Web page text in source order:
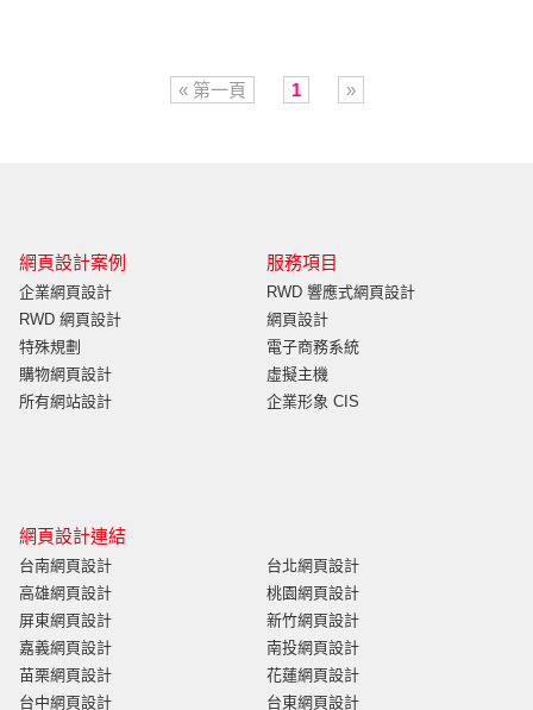
« 第一頁 1 »
網頁設計案例
企業網頁設計
RWD 網頁設計
特殊規劃
購物網頁設計
所有網站設計
服務項目
RWD 響應式網頁設計
網頁設計
電子商務系統
虛擬主機
企業形象 CIS
網頁設計連結
台南網頁設計
高雄網頁設計
屏東網頁設計
嘉義網頁設計
苗栗網頁設計
台中網頁設計
台北網頁設計
桃園網頁設計
新竹網頁設計
南投網頁設計
花蓮網頁設計
台東網頁設計